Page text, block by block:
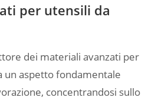
per utensili da
dei materiali avanzati per
un aspetto fondamentale
concentrandosi sullo